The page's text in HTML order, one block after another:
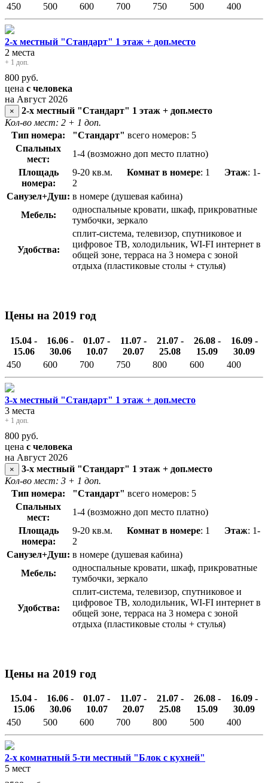
450
500 600 700 750 500 400
2-х местный "Стандарт" 1 этаж + доп.место
2 места
+ 1 доп.
800 руб.
цена с человека
на Август 2026
×
2-х местный "Стандарт" 1 этаж + доп.место
Кол-во мест: 2 + 1 доп.
Тип номера:
"Стандарт" всего номеров: 5
Спальных
мест:
1-4 (возможно доп место платно)
Площадь
номера:
9-20 кв.м. Комнат в номере: 1 Этаж: 1-
2
Санузел+Душ: в номере (душевая кабина)
Мебель:
односпальные кровати, шкаф, прикроватные
тумбочки, зеркало
Удобства:
сплит-система, телевизор, спутниковое и
цифровое ТВ, холодильник, WI-FI интернет в
общей зоне, терраса на 3 номера с зоной
отдыха (пластиковые столы + стулья)
Цены на 2019 год
15.04 -
15.06
16.06 -
30.06
01.07 -
10.07
11.07 -
20.07
21.07 -
25.08
26.08 -
15.09
16.09 -
30.09
450
600 700 750 800 600 400
3-х местный "Стандарт" 1 этаж + доп.место
3 места
+ 1 доп.
800 руб.
цена с человека
на Август 2026
×
3-х местный "Стандарт" 1 этаж + доп.место
Кол-во мест: 3 + 1 доп.
Тип номера:
"Стандарт" всего номеров: 5
Спальных
мест:
1-4 (возможно доп место платно)
Площадь
номера:
9-20 кв.м. Комнат в номере: 1 Этаж: 1-
2
Санузел+Душ: в номере (душевая кабина)
Мебель:
односпальные кровати, шкаф, прикроватные
тумбочки, зеркало
Удобства:
сплит-система, телевизор, спутниковое и
цифровое ТВ, холодильник, WI-FI интернет в
общей зоне, терраса на 3 номера с зоной
отдыха (пластиковые столы + стулья)
Цены на 2019 год
15.04 -
15.06
16.06 -
30.06
01.07 -
10.07
11.07 -
20.07
21.07 -
25.08
26.08 -
15.09
16.09 -
30.09
450
500 600 700 800 500 400
2-х комнатный 5-ти местный "Блок с кухней"
5 мест